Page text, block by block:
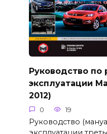
Руководство по
эксплуатации
2012)
0 19
Руководство